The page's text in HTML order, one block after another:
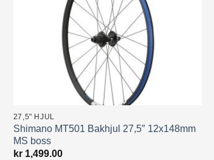
27,5" HJUL
Shimano MT501 Bakhjul 27,5″ 12x148mm
MS boss
kr1,499.00